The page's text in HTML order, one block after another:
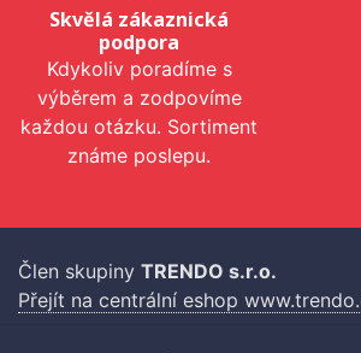
Skvělá zákaznická
podpora
Kdykoliv poradíme s
výběrem a zodpovíme
každou otázku. Sortiment
známe poslepu.
Člen skupiny TRENDO s.r.o.
Přejít na centrální eshop